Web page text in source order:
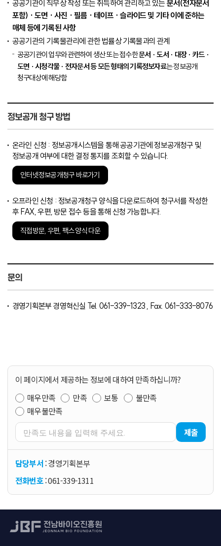
공공기관이 직무상 작성 또는 취득하여 관리하고 있는 문서(전자문서
포함) · 도면 · 사진 · 필름 · 테이프 · 슬라이드 및 기타 이에 준하는
매체 등에 기록된 사항
공공기관의 기록물관리에 관한 법률상 기록물과의 관계
공공기관이 업무와 관련하여 생산 또는 접수한문서 · 도서 · 대장 · 카드 ·
도면 · 시청각물 · 전자문서 등 모든 형태의 기록정보자료는 정보공개
청구대상에 해당함
정보공개 청구 방법
온라인 신청 : 정보공개시스템을 통해 공공기관에 정보공개청구 및
정보공개 여부에 대한 결정 통지를 조회할 수 있습니다.
인터넷정보공개청구 바로가기
오프라인 신청 : 정보공개청구 양식을 다운로드하여 청구서를 작성한
후 FAX, 우편, 방문 접수 등을 통해 신청 가능합니다.
직접방문, 우편, 팩스 양식 다운
문의
경영기획본부 경영혁신실 Tel. 061-339-1323 , Fax. 061-333-8076
이 페이지에서 제공하는 정보에 대하여 만족하십니까?
매우만족
만족 보통
불만족
매우불만족
제출
담당부서: 경영기획본부
전화번호: 061-339-1311